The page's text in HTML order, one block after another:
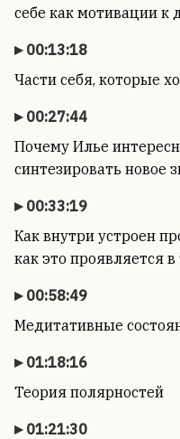
себе как мотивации к
00:13:18
Части себя, которые
00:27:44
Почему Илье
синтезировать новое
00:33:19
Как внутри устроен
как это проявляется
00:58:49
Медитативные
01:18:16
Теория полярностей
01:21:30